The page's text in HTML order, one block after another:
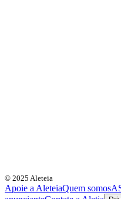
© 2025 Aleteia
Apoie a AleteiaQuem somos